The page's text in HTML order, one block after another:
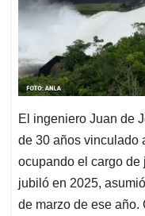
El ingeniero Juan de
de 30 años vinculado
ocupando el cargo de
jubiló en 2025,
de marzo de ese